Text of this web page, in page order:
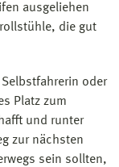
ausgeliehen
die gut
oder
Platz zum
und runter
zur nächsten
sein sollten,